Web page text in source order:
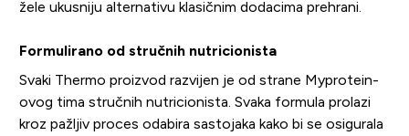
žele ukusniju alternativu klasičnim dodacima prehrani.
Formulirano od stručnih nutricionista
Svaki Thermo proizvod razvijen je od strane Myprotein-
ovog tima stručnih nutricionista. Svaka formula prolazi
kroz pažljiv proces odabira sastojaka kako bi se osigurala